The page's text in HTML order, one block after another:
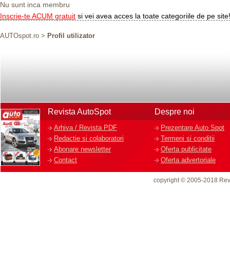
Nu sunt inca membru
Inscrie-te ACUM gratuit si vei avea acces la toate categoriile de pe site!
AUTOspot.ro > Profil utilizator
Revista AutoSpot
Arhiva / Revista PDF
Redactie si colaboratori
Abonare newsletter
Contact
Despre noi
Prezentare Auto Spot
Termeni si conditii
Oferta publicitate
Oferta advertoriale
copyright © 2005-2018